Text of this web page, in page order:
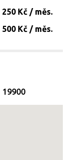
250 Kč / měs.
500 Kč / měs.
19900